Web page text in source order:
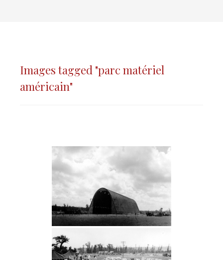
Images tagged "parc matériel
américain"